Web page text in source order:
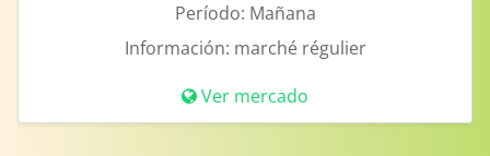
Período: Mañana
Información: marché régulier
Ver mercado